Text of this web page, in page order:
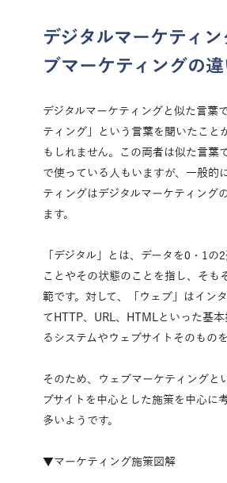
デジタルマーケティン
ブマーケティングの違
デジタルマーケティングと似た言葉
ティング」という言葉を聞いたこと
もしれません。この両者は似た言葉
で使っている人もいますが、一般的
ティングはデジタルマーケティング
ます。
「デジタル」とは、データを0・1の
ことやその状態のことを指し、そも
範です。対して、「ウェブ」はイン
てHTTP、URL、HTMLといった基
るシステムやウェブサイトそのものを
そのため、ウェブマーケティングと
ブサイトを中心とした施策を中心に
多いようです。
▼マーケティング施策図解